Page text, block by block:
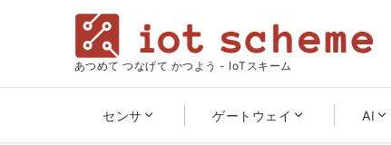
あつめて つなげて かつよう - IoTスキーム
センサ ゲートウェイ AI